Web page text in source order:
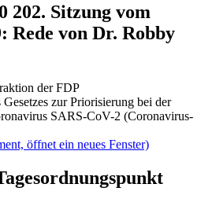
202. Sitzung vom
Rede von Dr. Robby
der FDP
zur Priorisierung bei der
SARS-CoV-2 (Coronavirus-
öffnet ein neues Fenster)